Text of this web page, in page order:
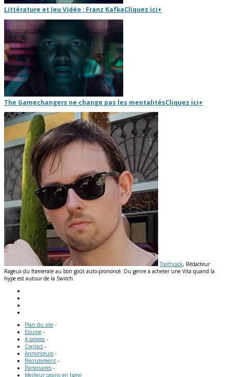
Littérature et Jeu Vidéo : Franz KafkaCliquez ici+
The Gamechangers ne change pas les mentalitésCliquez ici+
Toothpick, Rédacteur
Rageux du framerate au bon goût auto-prononcé. Du genre à acheter une Vita quand la
hype est autour de la Switch.
Plan du site -
Equipe -
A propos -
Contact -
Annonceurs -
Recrutement -
Partenaires -
Meilleur casino en ligne